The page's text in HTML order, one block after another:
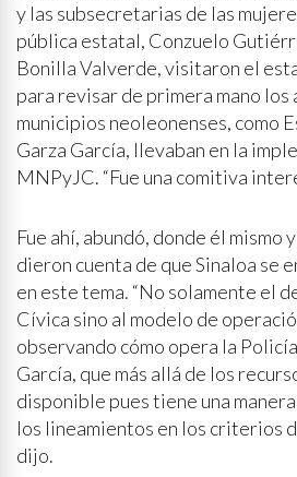
y las subsecretarias de las
pública estatal, Conzuelo
Bonilla Valverde, visitaron el
para revisar de primera mano los
municipios neoleonenses, como
Garza García, llevaban en la
MNPyJC. “Fue una comitiva
Fue ahí, abundó, donde él mismo
dieron cuenta de que Sinaloa se
en este tema. “No solamente el
Cívica sino al modelo de
observando cómo opera la
García, que más allá de los
disponible pues tiene una
los lineamientos en los criterios
dijo.